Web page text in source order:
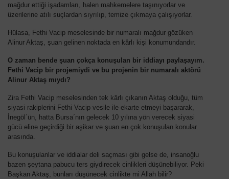
mağdur ettiği işadamları, halen mahkemelere taşınıyorlar ve
üzerilerine atılı suçlardan sıyrılıp, temize çıkmaya çalışıyorlar.
Hülasa, Fethi Vacip meselesinde bir numaralı mağdur gözüken
Alinur Aktaş, şuan gelinen noktada en kârlı kişi konumundandır.
O zaman bende şuan çokça konuşulan bir iddiayı paylaşayım.
Fethi Vacip bir projemiydi ve bu projenin bir numaralı aktörü
Alinur Aktaş mıydı?
Zira Fethi Vacip meselesinden tek kârlı çıkanın Aktaş olduğu, tüm
siyasi rakiplerini Fethi Vacip vesile ile ekarte etmeyi başararak,
İnegöl´ün, hatta Bursa´nın gelecek 10 yılına yön verecek siyasi
gücü eline geçirdiği bir aşikar ve şuan en çok konuşulan konular
arasında.
Bu konuşulanlar ve iddialar deli saçması gibi gelse de, insanoğlu
bazen şeytana pabucu ters giydirecek cinlikleri düşünebiliyor. Peki
Başkan Aktaş, bunları düşünecek cinlikte mi Allah bilir?